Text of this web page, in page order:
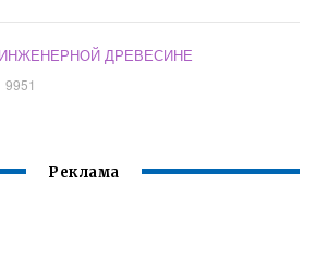
ДРЕВЕСИНЕ
9951
Реклама